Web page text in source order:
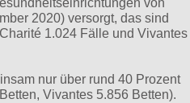
von
2020) versorgt, das sind
1.024 Fälle und Vivantes
nur über rund 40 Prozent
Vivantes 5.856 Betten).